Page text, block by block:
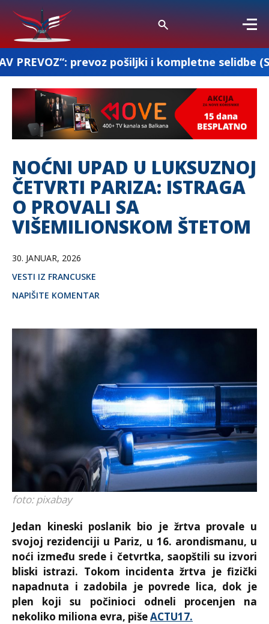
prevoz pošiljki i kompletne selidbe (Srbija-
NOĆNI UPAD U LUKSUZNOJ
ČETVRTI PARIZA: ISTRAGA
O PROVALI SA
VIŠEMILIONSKOM ŠTETOM
30. JANUAR, 2026
VESTI IZ FRANCUSKE
NAPIŠITE KOMENTAR
foto: pixabay
Jedan kineski poslanik bio je žrtva provale u
svojoj rezidenciji u Pariz, u 16. arondismanu, u
noći između srede i četvrtka, saopštili su izvori
bliski istrazi. Tokom incidenta žrtva je fizički
napadnuta i zadobila je povrede lica, dok je
plen koji su počinioci odneli procenjen na
nekoliko miliona evra, pišeACTU17.